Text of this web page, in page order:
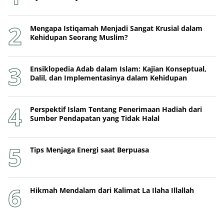
Mengapa Istiqamah Menjadi Sangat Krusial dalam
Kehidupan Seorang Muslim?
Ensiklopedia Adab dalam Islam: Kajian Konseptual,
Dalil, dan Implementasinya dalam Kehidupan
Perspektif Islam Tentang Penerimaan Hadiah dari
Sumber Pendapatan yang Tidak Halal
Tips Menjaga Energi saat Berpuasa
Hikmah Mendalam dari Kalimat La Ilaha Illallah